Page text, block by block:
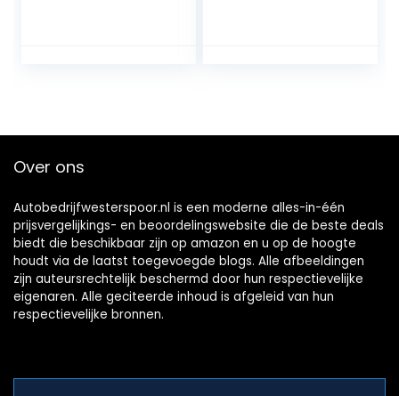
Over ons
Autobedrijfwesterspoor.nl is een moderne alles-in-één
prijsvergelijkings- en beoordelingswebsite die de beste deals
biedt die beschikbaar zijn op amazon en u op de hoogte
houdt via de laatst toegevoegde blogs. Alle afbeeldingen
zijn auteursrechtelijk beschermd door hun respectievelijke
eigenaren. Alle geciteerde inhoud is afgeleid van hun
respectievelijke bronnen.